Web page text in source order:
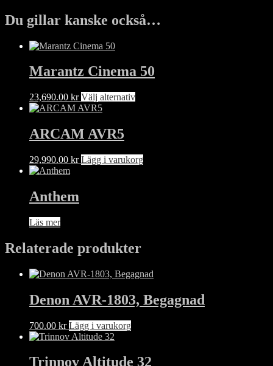
Du gillar kanske också…
Marantz Cinema 50
23,690.00 kr Välj alternativDen
De
ARCAM AVR5
29,990.00 kr Lägg i varukorg
Anthem
Läs mer
Relaterade produkter
Denon AVR-1803, Begagnad
700.00 kr Lägg i varukorg
Trinnov Altitude 32